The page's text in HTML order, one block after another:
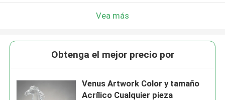
Vea más
Obtenga el mejor precio por
Venus Artwork Color y tamaño
Acrílico Cualquier pieza